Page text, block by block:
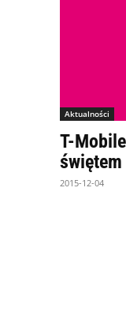
Aktualności
T-
2015-12-04